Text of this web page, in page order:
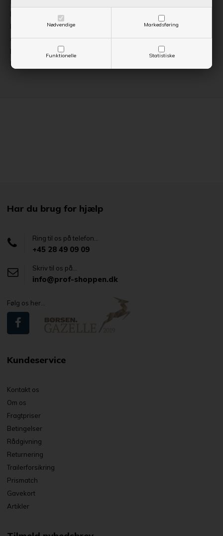
Nødvendige Markedsføring
Funktionelle Statistiske
Butikssalg og værksted | Trailercenter
Få havetraktorer | Have- og parkprodukter kan ikke afhentes på
adressen
Mandag - fredag: 09.00 - 17.00 · Søndag: 11.00 - 15.00
Bemærk: Lukket alle søndage i juli og august
Har du brug for hjælp
Ring til os på telefon...
+45 28 49 09 09
Skriv til os på...
info@prof-shoppen.dk
Følg os her...
Kundeservice
Kontakt os
Om os
Fragtpriser
Betingelser
Rådgivning
Returnering
Trailerforsikring
Prismatch
Gavekort
Artikler